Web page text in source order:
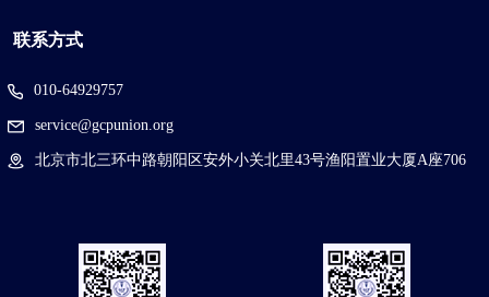
联系方式
010-64929757
service@gcpunion.org
北京市北三环中路朝阳区安外小关北里43号渔阳置业大厦A座706